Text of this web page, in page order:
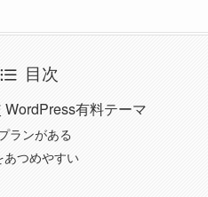
目次
有料テーマ
ランがある
つめやすい